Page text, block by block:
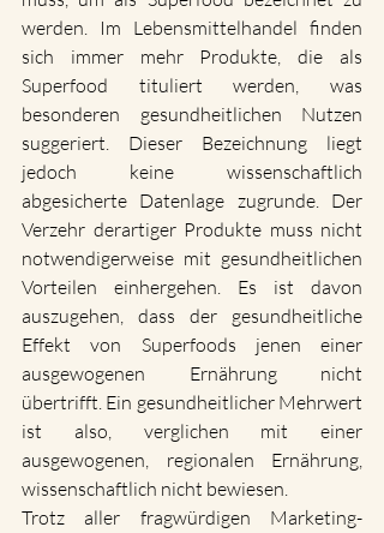
werden. Im Lebensmittelhandel finden
sich immer mehr Produkte, die als
Superfood tituliert werden, was
besonderen gesundheitlichen Nutzen
suggeriert. Dieser Bezeichnung liegt
jedoch keine wissenschaftlich
abgesicherte Datenlage zugrunde. Der
Verzehr derartiger Produkte muss nicht
notwendigerweise mit gesundheitlichen
Vorteilen einhergehen. Es ist davon
auszugehen, dass der gesundheitliche
Effekt von Superfoods jenen einer
ausgewogenen Ernährung nicht
übertrifft. Ein gesundheitlicher Mehrwert
ist also, verglichen mit einer
ausgewogenen, regionalen Ernährung,
wissenschaftlich nicht bewiesen.
Trotz aller fragwürdigen Marketing-